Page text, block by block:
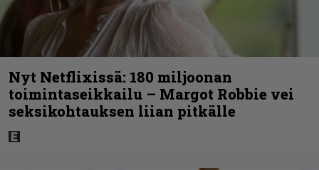
Nyt Netflixissä: 180 miljoonan
toimintaseikkailu – Margot Robbie vei
seksikohtauksen liian pitkälle